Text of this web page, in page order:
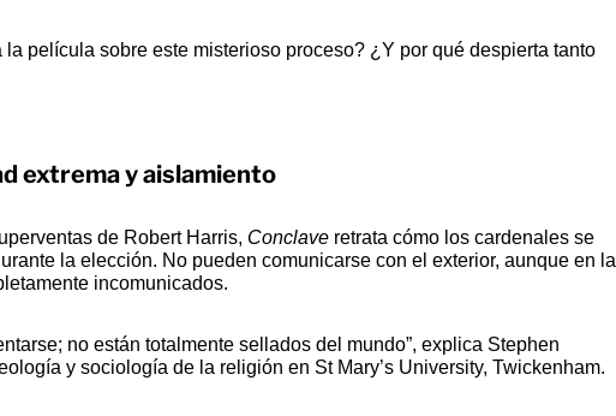
la película sobre este misterioso proceso? ¿Y por qué despierta tanto
extrema y aislamiento
de Robert Harris, Conclave retrata cómo los cardenales se
la elección. No pueden comunicarse con el exterior, aunque en la
incomunicados.
no están totalmente sellados del mundo”, explica Stephen
y sociología de la religión en St Mary’s University, Twickenham.